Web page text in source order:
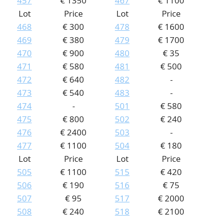
Lot
Price
468
€ 300
469
€ 380
470
€ 900
471
€ 580
472
€ 640
473
€ 540
474
-
475
€ 800
476
€ 2400
477
€ 1100
Lot
Price
478
€ 1600
479
€ 1700
480
€ 35
481
€ 500
482
-
483
-
501
€ 580
502
€ 240
503
-
504
€ 180
Lot
Price
505
€ 1100
506
€ 190
507
€ 95
508
€ 240
Lot
Price
515
€ 420
516
€ 75
517
€ 2000
518
€ 2100